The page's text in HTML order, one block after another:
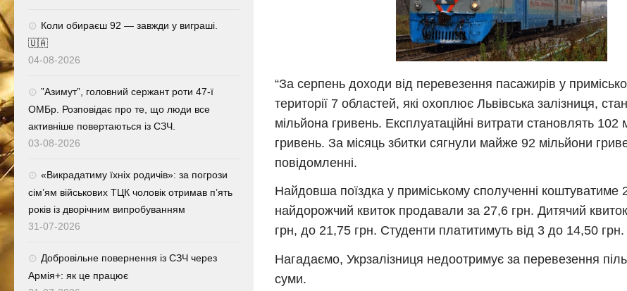
“За серпень доходи від перевезення пасажирів у
території 7 областей, які охоплює Львівська залізниця,
мільйона гривень. Експлуатаційні витрати становлять 102
гривень. За місяць збитки сягнули майже 92 мільйони
повідомленні.
Найдовша поїздка у приміському сполученні коштуватиме
найдорожчий квиток продавали за 27,6 грн. Дитячий
грн, до 21,75 грн. Студенти платитимуть від 3 до 14,50 грн.
Нагадаємо, Укрзалізниця недоотримує за перевезення
суми.
Коли обираєш 92 — завжди у виграші.
🇺🇦
04-08-2026
⁨”Азимут”, головний сержант роти 47-ї
ОМБр. Розповідає про те, що люди все
активніше повертаються із СЗЧ.
03-08-2026
«Викрадатиму їхніх родичів»: за погрози
сім’ям військових ТЦК чоловік отримав п’ять
років із дворічним випробуванням
31-07-2026
Добровільне повернення із СЗЧ через
Армія+: як це працює